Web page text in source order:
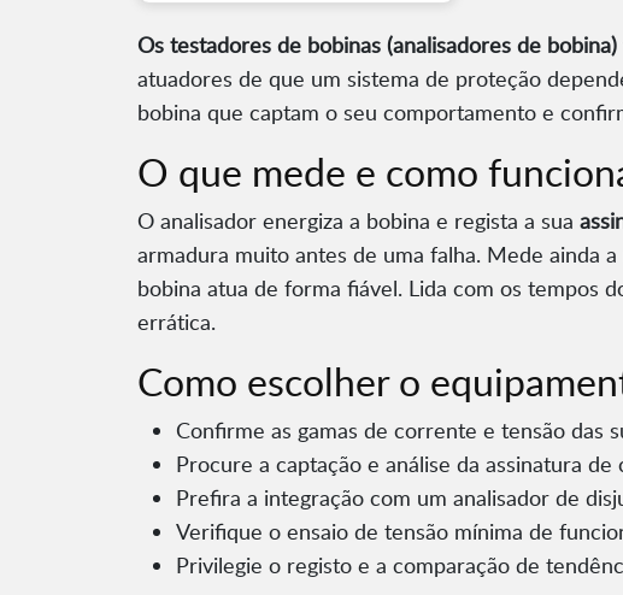
Os testadores de bobinas (analisadores de bobina)
atuadores de que um sistema de proteção
bobina que captam o seu comportamento e
O que mede e como
O analisador energiza a bobina e regista a sua
armadura muito antes de uma falha. Mede ainda a
bobina atua de forma fiável. Lida com os tempos
errática.
Como escolher o
Confirme as gamas de corrente e tensão das
Procure a captação e análise da assinatura
Prefira a integração com um analisador de
Verifique o ensaio de tensão mínima de
Privilegie o registo e a comparação de